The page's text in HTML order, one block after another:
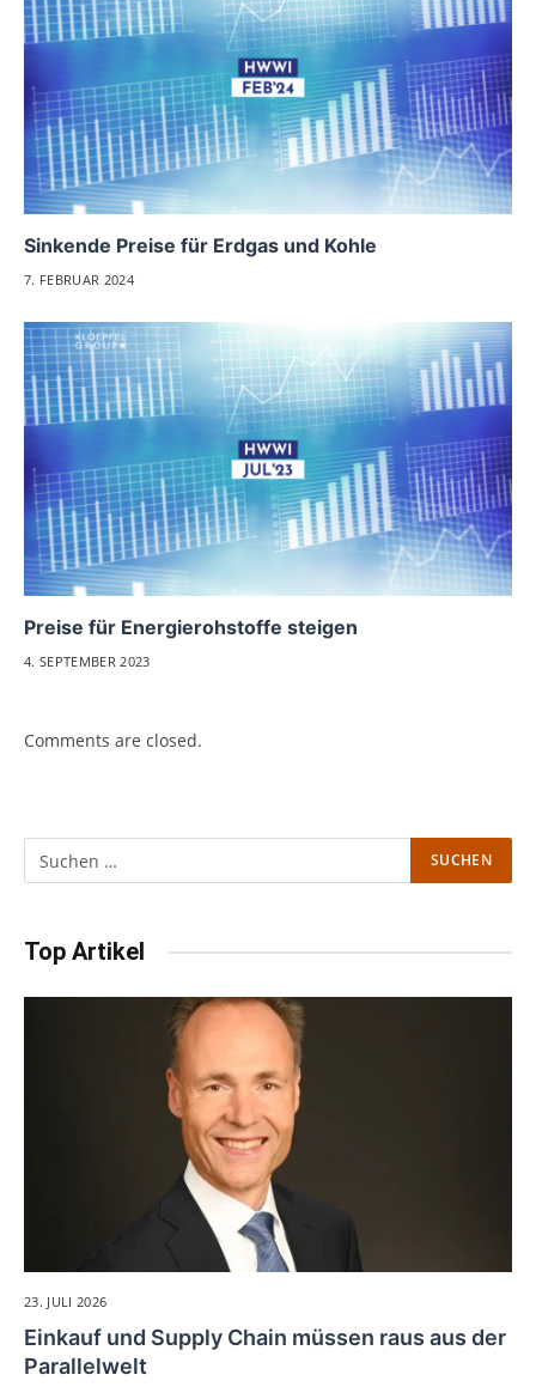
Sinkende Preise für Erdgas und Kohle
7. FEBRUAR 2024
Preise für Energierohstoffe steigen
4. SEPTEMBER 2023
Comments are closed.
Top Artikel
23. JULI 2026
Einkauf und Supply Chain müssen raus aus der
Parallelwelt